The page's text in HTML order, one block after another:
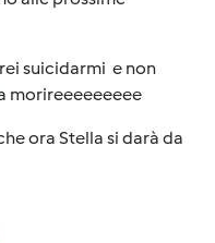
suicidarmi e non
morireeeeeeeee
ora Stella si darà da